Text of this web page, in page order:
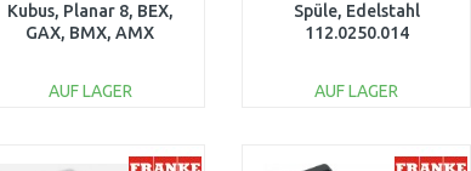
Kubus, Planar 8, BEX,
GAX, BMX, AMX
AUF LAGER
Spüle, Edelstahl
112.0250.014
AUF LAGER